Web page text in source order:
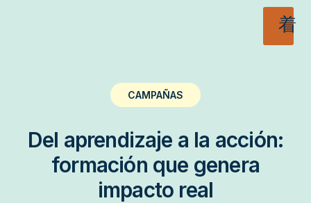
CAMPAÑAS
Del aprendizaje a la acción:
formación que genera
impacto real